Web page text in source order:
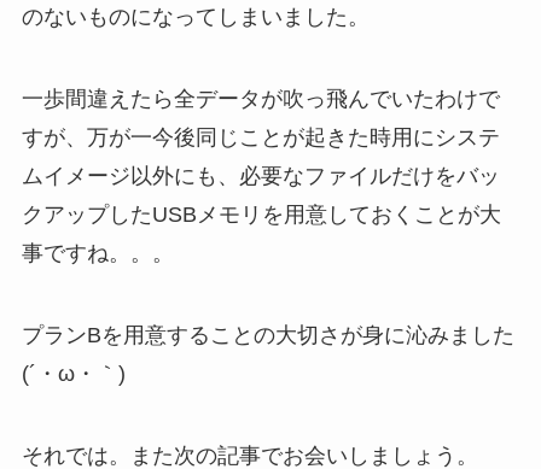
のないものになってしまいました。
一歩間違えたら全データが吹っ飛んでいたわけで
すが、万が一今後同じことが起きた時用にシステ
ムイメージ以外にも、必要なファイルだけをバッ
クアップしたUSBメモリを用意しておくことが大
事ですね。。。
プランBを用意することの大切さが身に沁みました
(´・ω・｀)
それでは。また次の記事でお会いしましょう。